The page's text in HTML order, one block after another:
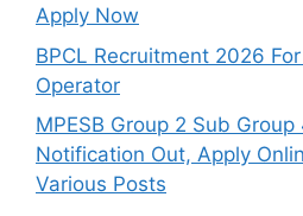
Apply Now
BPCL Recruitment 2026
Operator
MPESB Group 2 Sub
Notification Out, Apply
Various Posts